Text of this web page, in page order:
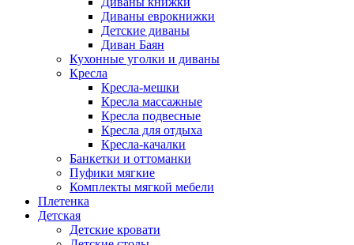
Диваны еврокнижки
Детские диваны
Диван Баян
Кухонные уголки и диваны
Кресла
Кресла-мешки
Кресла массажные
Кресла подвесные
Кресла для отдыха
Кресла-качалки
Банкетки и оттоманки
Пуфики мягкие
Комплекты мягкой мебели
Плетенка
Детская
Детские кровати